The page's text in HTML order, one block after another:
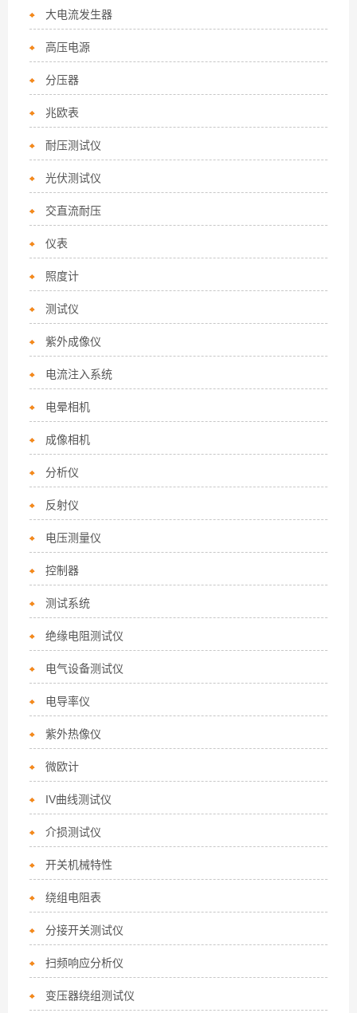
大电流发生器
高压电源
分压器
兆欧表
耐压测试仪
光伏测试仪
交直流耐压
仪表
照度计
测试仪
紫外成像仪
电流注入系统
电晕相机
成像相机
分析仪
反射仪
电压测量仪
控制器
测试系统
绝缘电阻测试仪
电气设备测试仪
电导率仪
紫外热像仪
微欧计
IV曲线测试仪
介损测试仪
开关机械特性
绕组电阻表
分接开关测试仪
扫频响应分析仪
变压器绕组测试仪